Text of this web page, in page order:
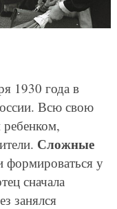
1930 года в
Всю свою
Сложные
формироваться у
сначала
занялся